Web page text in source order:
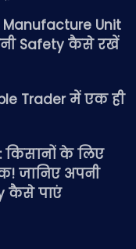
Unit
Safety कैसे रखें
Trader में एक ही
किसानों के लिए
जानिए अपनी
कैसे पाएं